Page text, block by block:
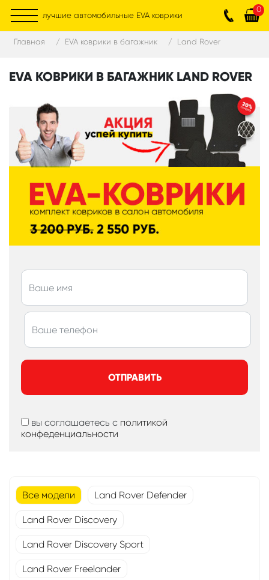
лучшие автомобильные EVA коврики
0
Главная EVA коврики в багажник Land Rover
EVA КОВРИКИ В БАГАЖНИК LAND ROVER
ОТПРАВИТЬ
вы соглашаетесь с политикой
конфеденциальности
Все модели Land Rover Defender
Land Rover Discovery
Land Rover Discovery Sport
Land Rover Freelander